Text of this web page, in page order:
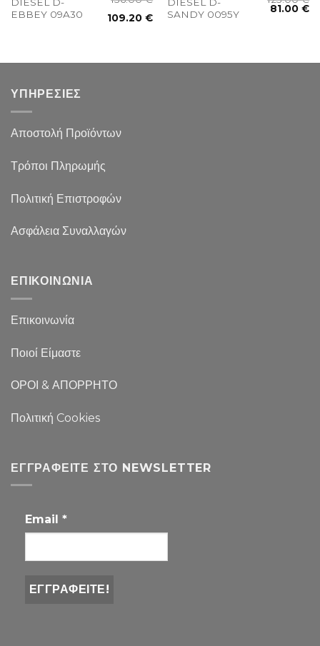
DIESEL D-
EBBEY 09A30
109.20€
DIESEL D-
SANDY 0095Y
81.00€
ΥΠΗΡΕΣΙΕΣ
Αποστολή Προϊόντων
Τρόποι Πληρωμής
Πολιτική Επιστροφών
Ασφάλεια Συναλλαγών
ΕΠΙΚΟΙΝΩΝΙΑ
Επικοινωνία
Ποιοί Είμαστε
ΟΡΟΙ & ΑΠΟΡΡΗΤΟ
Πολιτική Cookies
ΕΓΓΡΑΦΕΊΤΕ ΣΤΟ NEWSLETTER
Email *